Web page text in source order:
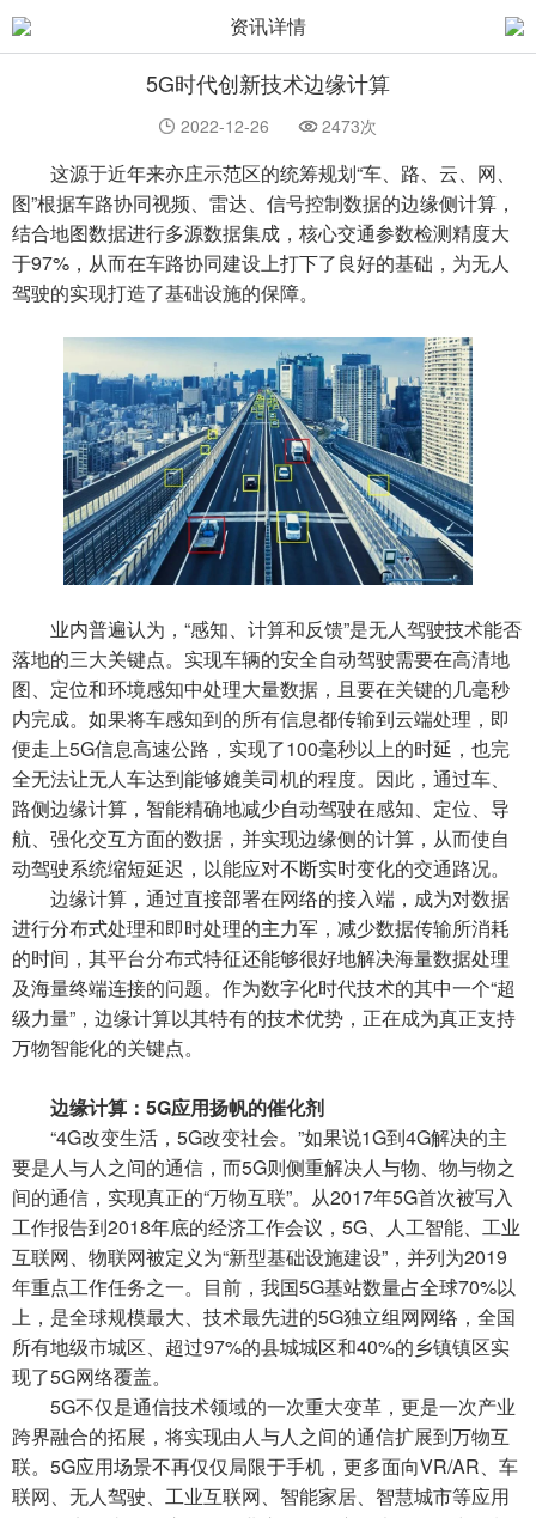
资讯详情
5G时代创新技术边缘计算
2022-12-26 2473次
这源于近年来亦庄示范区的统筹规划“车、路、云、网、
图”根据车路协同视频、雷达、信号控制数据的边缘侧计算，
结合地图数据进行多源数据集成，核心交通参数检测精度大
于97%，从而在车路协同建设上打下了良好的基础，为无人
驾驶的实现打造了基础设施的保障。
业内普遍认为，“感知、计算和反馈”是无人驾驶技术能否
落地的三大关键点。实现车辆的安全自动驾驶需要在高清地
图、定位和环境感知中处理大量数据，且要在关键的几毫秒
内完成。如果将车感知到的所有信息都传输到云端处理，即
便走上5G信息高速公路，实现了100毫秒以上的时延，也完
全无法让无人车达到能够媲美司机的程度。因此，通过车、
路侧边缘计算，智能精确地减少自动驾驶在感知、定位、导
航、强化交互方面的数据，并实现边缘侧的计算，从而使自
动驾驶系统缩短延迟，以能应对不断实时变化的交通路况。
边缘计算，通过直接部署在网络的接入端，成为对数据
进行分布式处理和即时处理的主力军，减少数据传输所消耗
的时间，其平台分布式特征还能够很好地解决海量数据处理
及海量终端连接的问题。作为数字化时代技术的其中一个“超
级力量”，边缘计算以其特有的技术优势，正在成为真正支持
万物智能化的关键点。
边缘计算：5G应用扬帆的催化剂
“4G改变生活，5G改变社会。”如果说1G到4G解决的主
要是人与人之间的通信，而5G则侧重解决人与物、物与物之
间的通信，实现真正的“万物互联”。从2017年5G首次被写入
工作报告到2018年底的经济工作会议，5G、人工智能、工业
互联网、物联网被定义为“新型基础设施建设”，并列为2019
年重点工作任务之一。目前，我国5G基站数量占全球70%以
上，是全球规模最大、技术最先进的5G独立组网网络，全国
所有地级市城区、超过97%的县城城区和40%的乡镇镇区实
现了5G网络覆盖。
5G不仅是通信技术领域的一次重大变革，更是一次产业
跨界融合的拓展，将实现由人与人之间的通信扩展到万物互
联。5G应用场景不再仅仅局限于手机，更多面向VR/AR、车
联网、无人驾驶、工业互联网、智能家居、智慧城市等应用